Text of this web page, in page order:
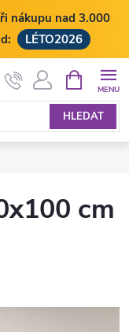
nákupu nad 3.000
LÉTO2026
HLEDAT
NÁKUPNÍ
KOŠÍK
cm